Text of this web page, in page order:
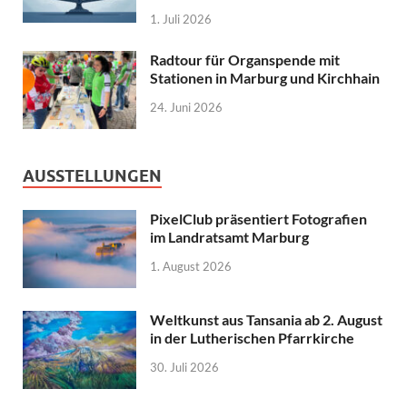
1. Juli 2026
Radtour für Organspende mit
Stationen in Marburg und Kirchhain
24. Juni 2026
AUSSTELLUNGEN
PixelClub präsentiert Fotografien
im Landratsamt Marburg
1. August 2026
Weltkunst aus Tansania ab 2. August
in der Lutherischen Pfarrkirche
30. Juli 2026